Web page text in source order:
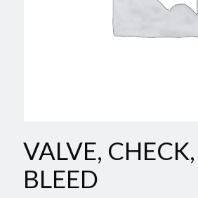
VALVE,
BLEED